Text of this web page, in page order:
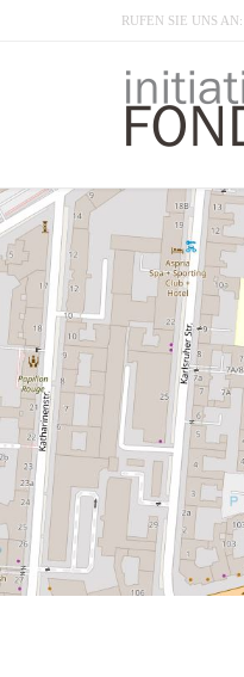
RUFEN SIE UNS AN: